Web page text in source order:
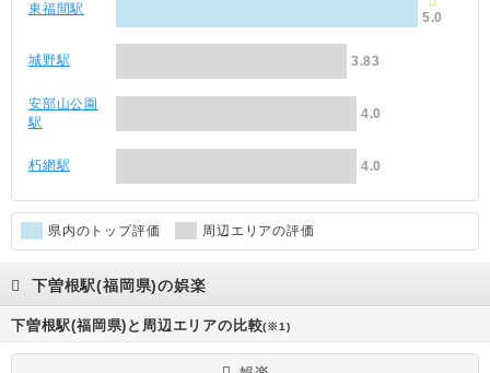
東福間駅
5.0
城野駅 3.83
安部山公園
駅
4.0
朽網駅 4.0
県内のトップ評価 周辺エリアの評価
下曽根駅(福岡県)の娯楽
下曽根駅(福岡県)と周辺エリアの比較(※1)